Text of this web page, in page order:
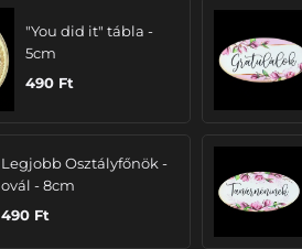
"You did it" tábla -
5cm
490 Ft
Legjobb Osztályfőnök -
ovál - 8cm
490 Ft